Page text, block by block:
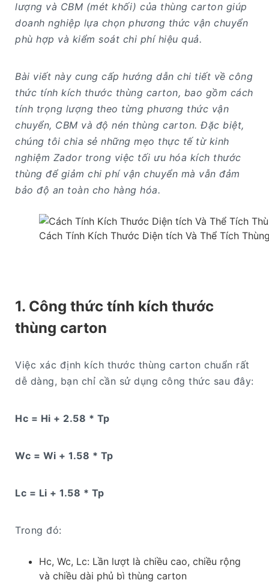
lượng và CBM (mét khối) của thùng carton giúp
doanh nghiệp lựa chọn phương thức vận chuyển
phù hợp và kiểm soát chi phí hiệu quả.
Bài viết này cung cấp hướng dẫn chi tiết về công
thức tính kích thước thùng carton, bao gồm cách
tính trọng lượng theo từng phương thức vận
chuyển, CBM và độ nén thùng carton. Đặc biệt,
chúng tôi chia sẻ những mẹo thực tế từ kinh
nghiệm Zador trong việc tối ưu hóa kích thước
thùng để giảm chi phí vận chuyển mà vẫn đảm
bảo độ an toàn cho hàng hóa.
Cách Tính Kích Thước Diện tích Và Thể Tích
1. Công thức tính kích thước
thùng carton
Việc xác định kích thước thùng carton chuẩn rất
dễ dàng, bạn chỉ cần sử dụng công thức sau đây:
Hc = Hi + 2.58 * Tp
Wc = Wi + 1.58 * Tp
Lc = Li + 1.58 * Tp
Trong đó:
Hc, Wc, Lc: Lần lượt là chiều cao, chiều rộng
và chiều dài phủ bì thùng carton